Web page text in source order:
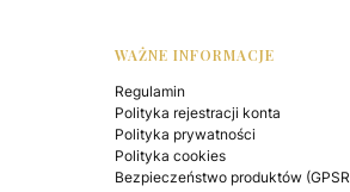
WAŻNE INFORMACJE
Regulamin
Polityka rejestracji konta
Polityka prywatności
Polityka cookies
Bezpieczeństwo produktów